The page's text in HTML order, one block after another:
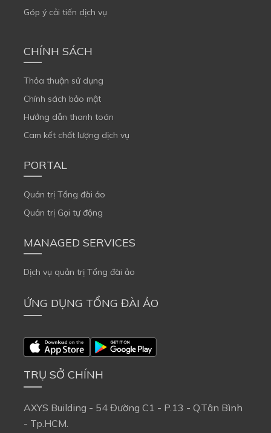
Góp ý cải tiến dịch vụ
CHÍNH SÁCH
Thỏa thuận sử dụng
Chính sách bảo mật
Hướng dẫn thanh toán
Cam kết chất lượng dịch vụ
PORTAL
Quản trị Tổng đài ảo
Quản trị Gọi tự động
MANAGED SERVICES
Dịch vụ quản trị Tổng đài ảo
ỨNG DỤNG TỔNG ĐÀI ẢO
TRỤ SỞ CHÍNH
AXYS Building - 54 Đường C1 - P.13 - Q.Tân Bình
- Tp.HCM.